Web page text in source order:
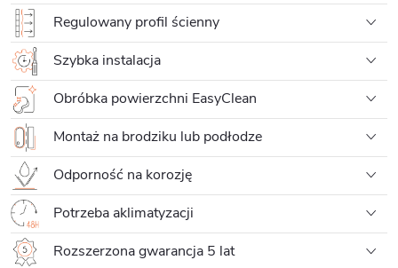
Regulowany profil ścienny
Szybka instalacja
Obróbka powierzchni EasyClean
Montaż na brodziku lub podłodze
Odporność na korozję
Potrzeba aklimatyzacji
Rozszerzona gwarancja 5 lat